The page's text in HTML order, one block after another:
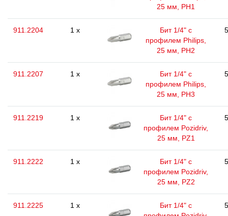
25 мм, РН1
911.2204 1 x
Бит 1/4" с
профилем Philips,
25 мм, РН2
911.2207 1 x
Бит 1/4" с
профилем Philips,
25 мм, РН3
911.2219 1 x
Бит 1/4" с
профилем Pozidriv,
25 мм, PZ1
911.2222 1 x
Бит 1/4" с
профилем Pozidriv,
25 мм, PZ2
911.2225 1 x
Бит 1/4" с